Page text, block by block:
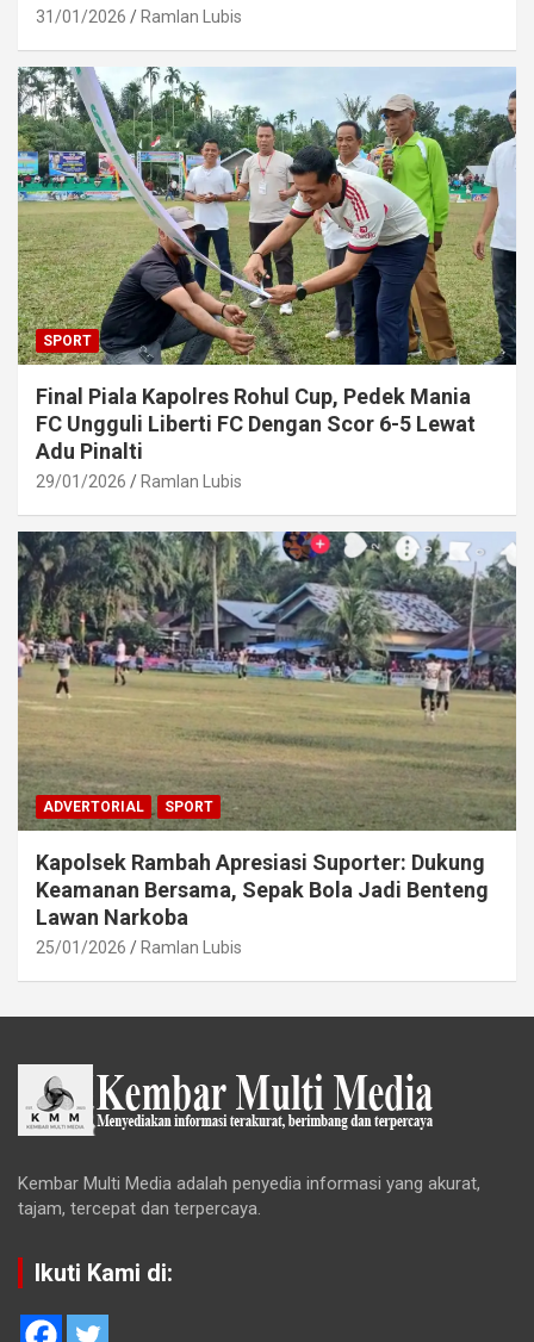
31/01/2026 Ramlan Lubis
SPORT
Final Piala Kapolres Rohul Cup, Pedek Mania
FC Ungguli Liberti FC Dengan Scor 6-5 Lewat
Adu Pinalti
29/01/2026 Ramlan Lubis
ADVERTORIAL SPORT
Kapolsek Rambah Apresiasi Suporter: Dukung
Keamanan Bersama, Sepak Bola Jadi Benteng
Lawan Narkoba
25/01/2026 Ramlan Lubis
Kembar Multi Media adalah penyedia informasi yang akurat,
tajam, tercepat dan terpercaya.
Ikuti Kami di: